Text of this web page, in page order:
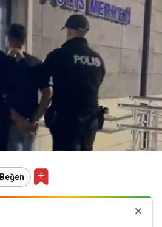
Beğen